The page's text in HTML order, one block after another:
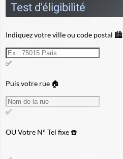
Test d'éligibilité
Indiquez votre ville ou code postal 🏙️
✅
Puis votre rue 🏠
✅
OUVotre N° Tel fixe ☎️